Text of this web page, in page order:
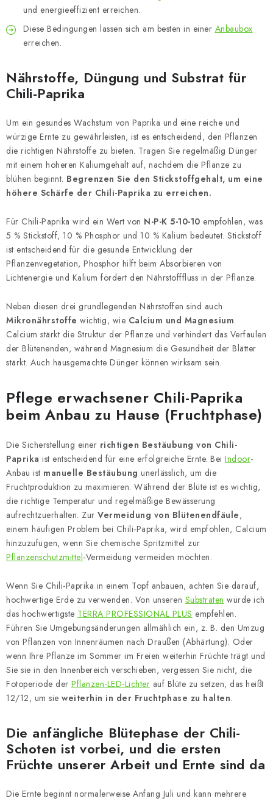
und energieeffizient erreichen.
Diese Bedingungen lassen sich am besten in einer Anbaubox
erreichen.
Nährstoffe, Düngung und Substrat für
Chili-Paprika
Um ein gesundes Wachstum von Paprika und eine reiche und
würzige Ernte zu gewährleisten, ist es entscheidend, den Pflanzen
die richtigen Nährstoffe zu bieten. Tragen Sie regelmäßig Dünger
mit einem höheren Kaliumgehalt auf, nachdem die Pflanze zu
blühen beginnt. Begrenzen Sie den Stickstoffgehalt, um eine
höhere Schärfe der Chili-Paprika zu erreichen.
Für Chili-Paprika wird ein Wert von N-P-K 5-10-10 empfohlen, was
5 % Stickstoff, 10 % Phosphor und 10 % Kalium bedeutet. Stickstoff
ist entscheidend für die gesunde Entwicklung der
Pflanzenvegetation, Phosphor hilft beim Absorbieren von
Lichtenergie und Kalium fördert den Nährstofffluss in der Pflanze.
Neben diesen drei grundlegenden Nährstoffen sind auch
Mikronährstoffe wichtig, wie Calcium und Magnesium.
Calcium stärkt die Struktur der Pflanze und verhindert das Verfaulen
der Blütenenden, während Magnesium die Gesundheit der Blätter
stärkt. Auch hausgemachte Dünger können wirksam sein.
Pflege erwachsener Chili-Paprika
beim Anbau zu Hause (Fruchtphase)
Die Sicherstellung einer richtigen Bestäubung von Chili-
Paprika ist entscheidend für eine erfolgreiche Ernte. Bei Indoor-
Anbau ist manuelle Bestäubung unerlässlich, um die
Fruchtproduktion zu maximieren. Während der Blüte ist es wichtig,
die richtige Temperatur und regelmäßige Bewässerung
aufrechtzuerhalten. Zur Vermeidung von Blütenendfäule,
einem häufigen Problem bei Chili-Paprika, wird empfohlen, Calcium
hinzuzufügen, wenn Sie chemische Spritzmittel zur
Pflanzenschutzmittel-Vermeidung vermeiden möchten.
Wenn Sie Chili-Paprika in einem Topf anbauen, achten Sie darauf,
hochwertige Erde zu verwenden. Von unseren Substraten würde ich
das hochwertigste TERRA PROFESSIONAL PLUS empfehlen.
Führen Sie Umgebungsänderungen allmählich ein, z. B. den Umzug
von Pflanzen von Innenräumen nach Draußen (Abhärtung). Oder
wenn Ihre Pflanze im Sommer im Freien weiterhin Früchte trägt und
Sie sie in den Innenbereich verschieben, vergessen Sie nicht, die
Fotoperiode der Pflanzen-LED-Lichter auf Blüte zu setzen, das heißt
12/12, um sie weiterhin in der Fruchtphase zu halten.
Die anfängliche Blütephase der Chili-
Schoten ist vorbei, und die ersten
Früchte unserer Arbeit und Ernte sind da
Die Ernte beginnt normalerweise Anfang Juli und kann mehrere